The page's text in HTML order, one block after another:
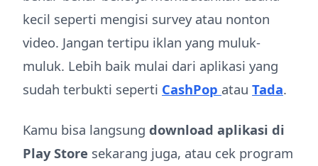
kecil seperti mengisi survey atau nonton
video. Jangan tertipu iklan yang muluk-
muluk. Lebih baik mulai dari aplikasi yang
sudah terbukti seperti CashPop atau Tada.
Kamu bisa langsung download aplikasi di
Play Store sekarang juga, atau cek program